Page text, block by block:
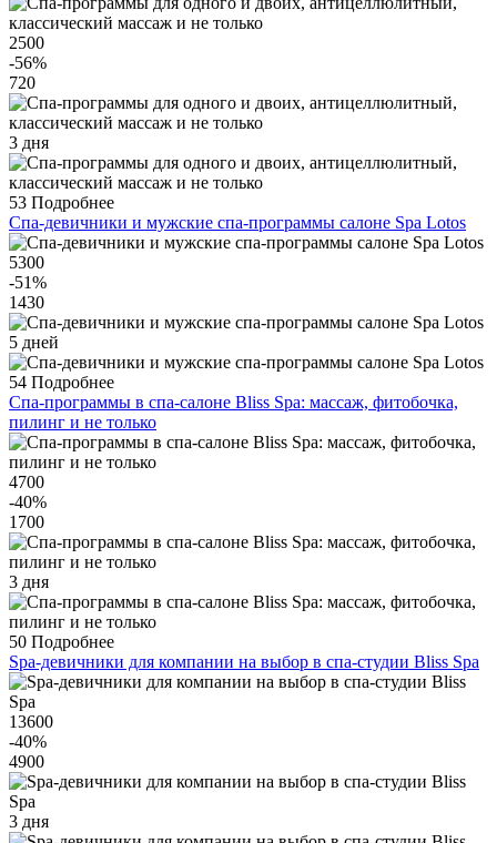
2500
-56%
720
3 дня
53 Подробнее
Спа-девичники и мужские спа-программы салоне Spa Lotos
5300
-51%
1430
5 дней
54 Подробнее
Спа-программы в спа-салоне Bliss Spa: массаж, фитобочка,
пилинг и не только
4700
-40%
1700
3 дня
50 Подробнее
Spa-девичники для компании на выбор в спа-студии Bliss Spa
13600
-40%
4900
3 дня